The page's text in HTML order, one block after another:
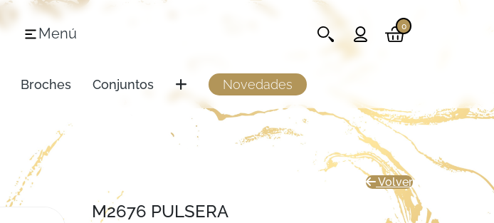
Menú 0
Broches Conjuntos Novedades
Volver
M2676 PULSERA